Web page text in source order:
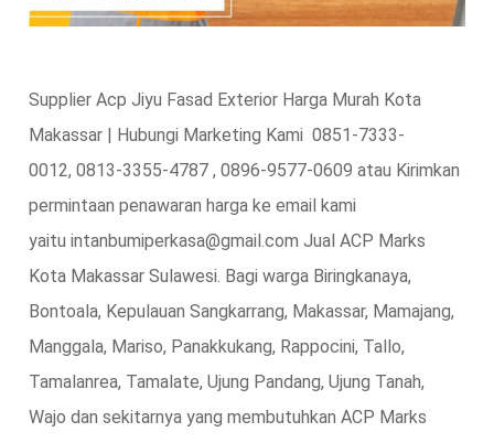
Supplier Acp Jiyu Fasad Exterior Harga Murah Kota
Makassar | Hubungi Marketing Kami 0851-7333-
0012, 0813-3355-4787 , 0896-9577-0609 atau Kirimkan
permintaan penawaran harga ke email kami
yaitu intanbumiperkasa@gmail.com Jual ACP Marks
Kota Makassar Sulawesi. Bagi warga Biringkanaya,
Bontoala, Kepulauan Sangkarrang, Makassar, Mamajang,
Manggala, Mariso, Panakkukang, Rappocini, Tallo,
Tamalanrea, Tamalate, Ujung Pandang, Ujung Tanah,
Wajo dan sekitarnya yang membutuhkan ACP Marks